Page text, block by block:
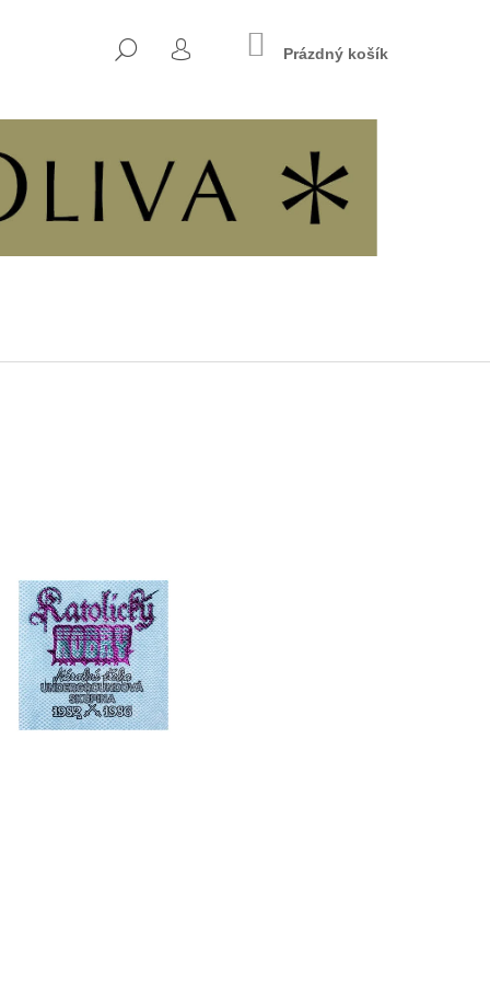
HLEDAT
PŘIHLÁŠENÍ
NÁKUPNÍ
KOŠÍK
Prázdný košík